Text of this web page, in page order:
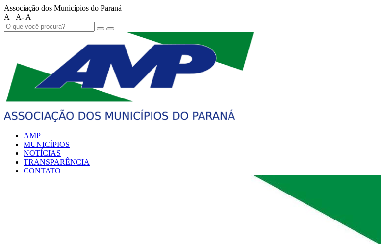
Associação dos Municípios do Paraná
A+ A- A
AMP
MUNICÍPIOS
NOTÍCIAS
TRANSPARÊNCIA
CONTATO